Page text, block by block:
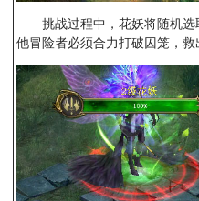
挑战过程中，花妖将随机
他冒险者必须合力打破囚笼，救